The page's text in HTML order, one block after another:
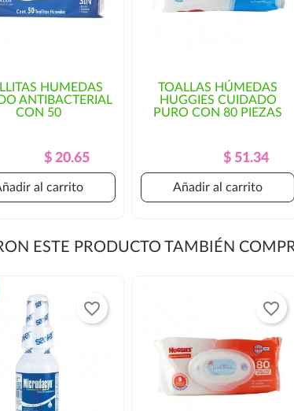
HUMEDAS
ANTIBACTERIAL
CON 50
Precio
Regular
Precio
$ 20.65
al carrito
TOALLAS HÚMEDAS
HUGGIES CUIDADO
PURO CON 80 PIEZAS
Precio
Regular
Precio
$ 51.34
Añadir al carrito
ESTE PRODUCTO TAMBIÉN
favorite_border favorite_border